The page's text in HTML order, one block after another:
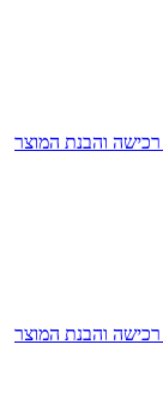
והבנת המוצר
והבנת המוצר